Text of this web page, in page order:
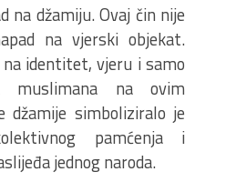
na džamiju. Ovaj čin nije
na vjerski objekat.
identitet, vjeru i samo
muslimana na ovim
džamije simboliziralo je
pamćenja i
jednog naroda.